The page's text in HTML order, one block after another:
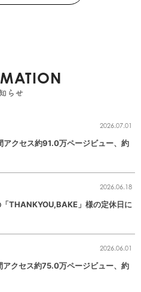
らせ
2026.07.01
クセス約91.0万ページビュー、約
2026.06.18
THANKYOU,BAKE」様の定休日に
2026.06.01
クセス約75.0万ページビュー、約